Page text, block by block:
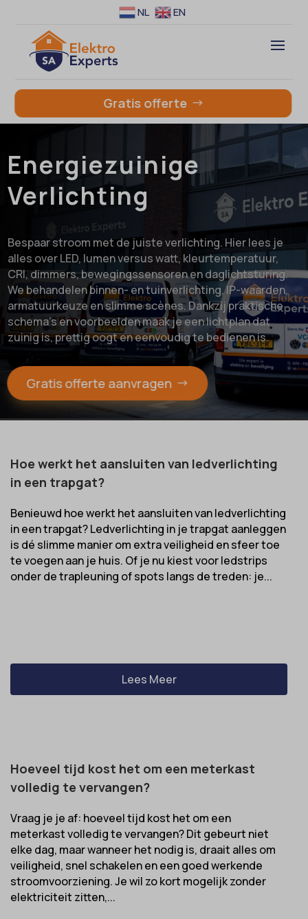
NL EN
Gratis offerte
Energiezuinige
Verlichting
Bespaar stroom met de juiste verlichting. Hier lees je
alles over LED, lumen versus watt, kleurtemperatuur,
CRI, dimmers, bewegingssensoren en daglichtsturing.
We behandelen binnen- en tuinverlichting, IP-waarden,
armatuurkeuze en slimme scènes. Dankzij praktische
schema’s en voorbeelden maak je een lichtplan dat
zuinig is, prettig oogt en eenvoudig te bedienen is.
Gratis offerte aanvragen
Hoe werkt het aansluiten van ledverlichting
in een trapgat?
Benieuwd hoe werkt het aansluiten van ledverlichting
in een trapgat? Ledverlichting in je trapgat aanleggen
is dé slimme manier om extra veiligheid en sfeer toe
te voegen aan je huis. Of je nu kiest voor ledstrips
onder de trapleuning of spots langs de treden: je...
Lees Meer
Hoeveel tijd kost het om een meterkast
volledig te vervangen?
Vraag je je af: hoeveel tijd kost het om een
meterkast volledig te vervangen? Dit gebeurt niet
elke dag, maar wanneer het nodig is, draait alles om
veiligheid, snel schakelen en een goed werkende
stroomvoorziening. Je wil zo kort mogelijk zonder
elektriciteit zitten,...